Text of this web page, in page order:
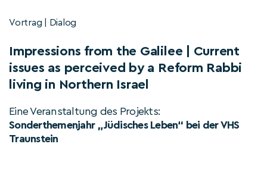
Vortrag | Dialog
Impressions from the Galilee | Current
issues as perceived by a Reform Rabbi
living in Northern Israel
Eine Veranstaltung des Projekts:
Sonderthemenjahr „Jüdisches Leben“ bei der VHS
Traunstein